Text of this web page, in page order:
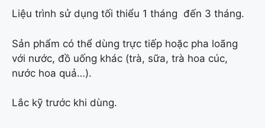
Liệu trình sử dụng tối thiểu 1 tháng đến 3 tháng.
Sản phẩm có thể dùng trực tiếp hoặc pha loãng
với nước, đồ uống khác (trà, sữa, trà hoa cúc,
nước hoa quả…).
Lắc kỹ trước khi dùng.